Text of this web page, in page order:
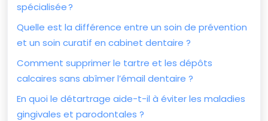
spécialisée ?
Quelle est la différence entre un soin de prévention
et un soin curatif en cabinet dentaire ?
Comment supprimer le tartre et les dépôts
calcaires sans abîmer l’émail dentaire ?
En quoi le détartrage aide-t-il à éviter les maladies
gingivales et parodontales ?